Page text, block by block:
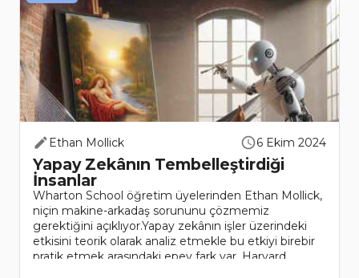
Ethan Mollick 6 Ekim 2024
Yapay Zekânın Tembelleştirdiği
İnsanlar
Wharton School öğretim üyelerinden Ethan Mollick,
niçin makine-arkadaş sorununu çözmemiz
gerektiğini açıklıyor.Yapay zekânın işler üzerindeki
etkisini teorik olarak analiz etmekle bu etkiyi birebir
pratik etmek arasındaki epey fark var. Harvard